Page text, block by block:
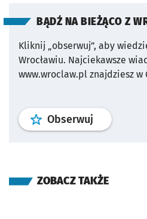
BĄDŹ NA BIEŻĄCO Z
Kliknij „obserwuj”, aby
Wrocławiu. Najciekawsze
www.wroclaw.pl znajdziesz w
Obserwuj profil
ZOBACZ TAKŻE